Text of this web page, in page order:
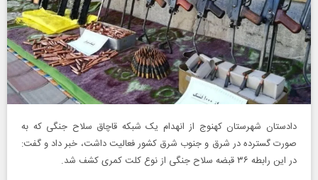
دادستان شهرستان کهنوج از انهدام یک شبکه قاچاق سلاح جنگی که به
صورت گسترده در شرق و جنوب شرق کشور فعالیت داشت، خبر داد و گفت:
در این رابطه ۳۶ قبضه سلاح جنگی از نوع کلت کمری کشف شد.